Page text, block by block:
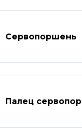
Сервопоршень
Палец